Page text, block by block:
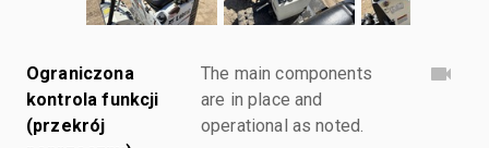
Ograniczona
kontrola funkcji
(przekrój
The main components
are in place and
operational as noted.